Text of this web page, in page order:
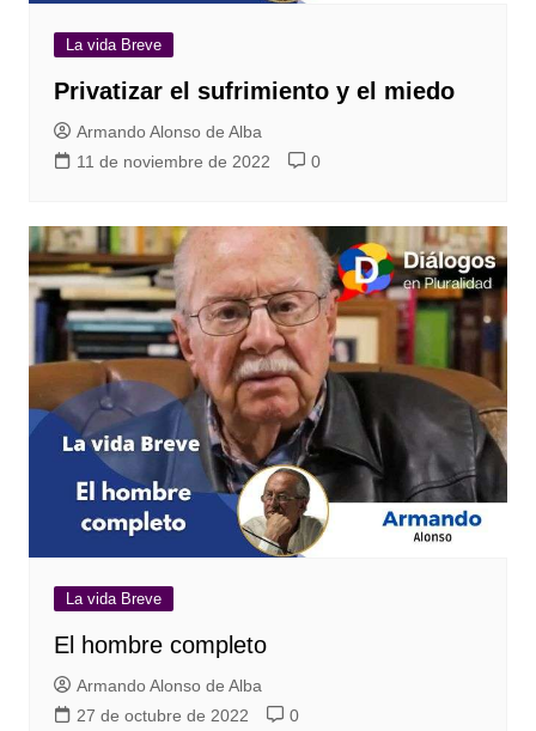
La vida Breve
Privatizar el sufrimiento y el miedo
Armando Alonso de Alba
11 de noviembre de 2022
0
La vida Breve
El hombre completo
Armando Alonso de Alba
27 de octubre de 2022
0